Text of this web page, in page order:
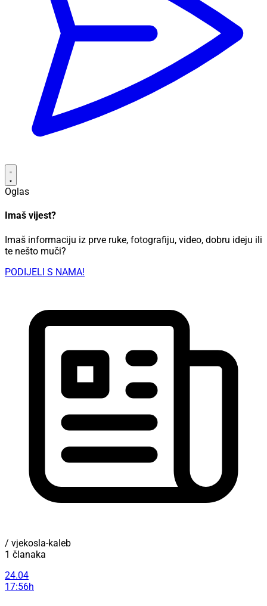
Oglas
Imaš vijest?
Imaš informaciju iz prve ruke, fotografiju, video, dobru ideju ili
te nešto muči?
PODIJELI S NAMA!
/ vjekosla-kaleb
1 članaka
24.04
17:56h